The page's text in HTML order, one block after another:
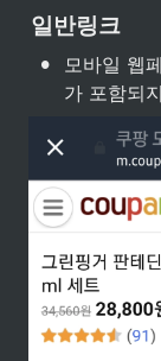
일반링크
•
모바일 웹
가 포함되